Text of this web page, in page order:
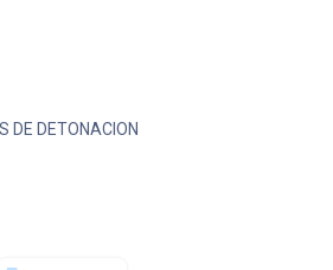
DE DETONACION